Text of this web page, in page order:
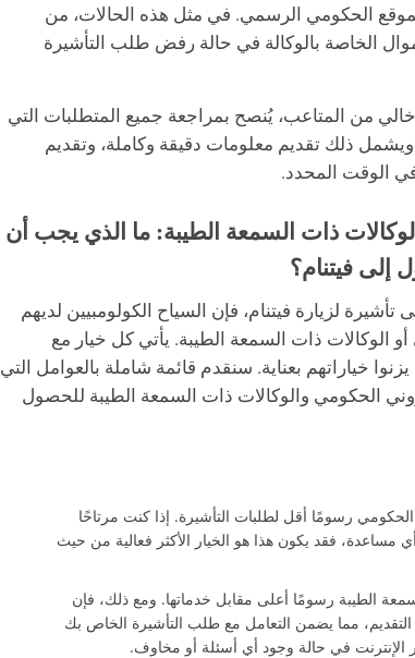
الحكومي الرسمي. في مثل هذه الحالات، من
الخاصة بالوكالة في حالة رفض طلب التأشيرة
من المتاعب، يُنصح بمراجعة جميع المتطلبات التي
ويشمل ذلك تقديم معلومات دقيقة وكاملة، وتقديم
الوقت المحدد.
ذات السمعة الطيبة: ما الذي يجب أن
إلى فيتنام؟
لزيارة فيتنام، فإن السياح الكولومبيين لديهم
الوكالات ذات السمعة الطيبة. يأتي كل خيار مع
خياراتهم بعناية. سنقدم قائمة شاملة بالعوامل التي
الحكومي والوكالات ذات السمعة الطيبة للحصول
الحكومي رسومًا أقل لطلبات التأشيرة. إذا كنت مرتاحًا
مساعدة، فقد يكون هذا هو الخيار الأكثر فعالية من حيث
الطيبة رسومًا أعلى مقابل خدماتها. ومع ذلك، فإن
مما يضمن التعامل مع طلب التأشيرة الخاص بك
الإنترنت في حالة وجود أي أسئلة أو مخاوف.